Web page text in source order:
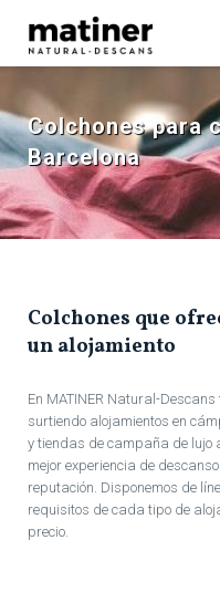
Colchones para
Barcelona
Colchones que
un alojamiento
En MATINER Natural-
surtiendo alojamientos en
y tiendas de campaña de lujo
mejor experiencia de
reputación. Disponemos de
requisitos de cada tipo de
precio.